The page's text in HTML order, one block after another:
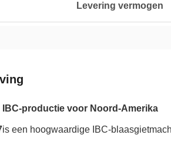
Levering vermogen
IBC-productie voor Noord-Amerika
is een hoogwaardige IBC-